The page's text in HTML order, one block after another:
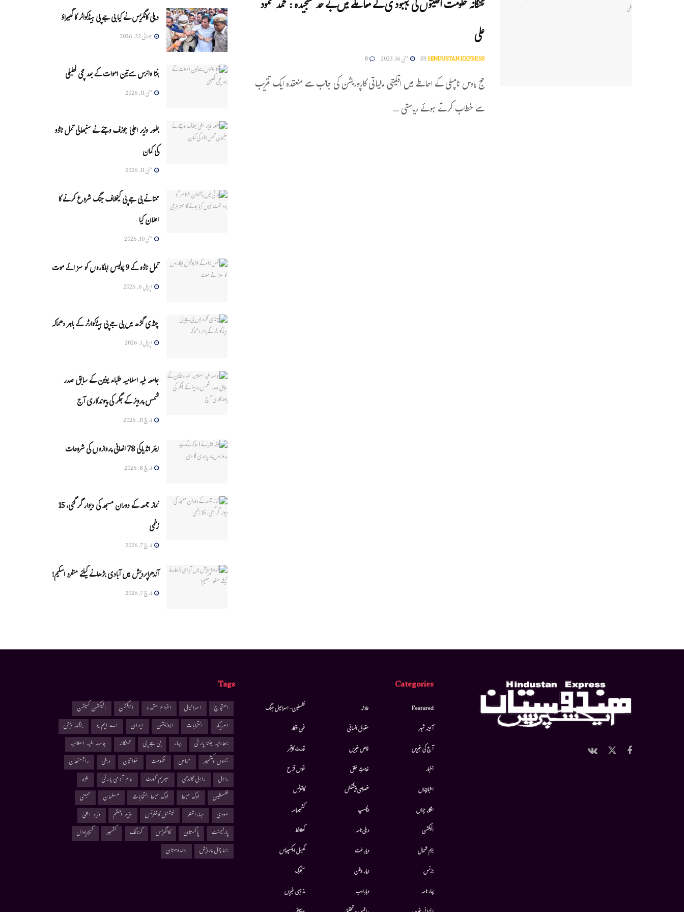
تلنگانہ حکومت اقلیتوں کی بہبود ی کے معاملے میں بے حد سنجیدہ : محمد محمود
علی
BYHINDUSTAN EXPRESS مئی 16, 2023 0
حج ہاوس نامپلی کے احاطے میں اقلیتی مالیاتی کارپوریشن کی جانب سے منعقدہ ایک تقریب
سے خطاب کرتے ہوئے ریاستی ...
دہلی کانگریس نے کیا بی جے پی ہیڈکواٹر کا گھیراؤ
جولائی 22, 2026
ہنتا وائرس سےتین اموات کے بعد مچی کھلبلی
مئی 11, 2026
بطور وزیر اعلیٰ جوزف وجئے نے سنبھالی تمل ناڈو
کی کمان
مئی 11, 2026
ممتا نے بی جے پی کیخلاف جنگ شروع کرنے کا
اعلان کیا
مئی 10, 2026
تمل ناڈو کے 9 پولیس اہلکاروں کو سزائے موت
اپریل 6, 2026
چنڈی گڑھ میں بی جے پی ہیڈکوارٹر کے باہر دھماکہ
اپریل 1, 2026
جامعہ ملیہ اسلامیہ طلباء یونین کے سابق صدر
شمس پرویز کے جگر کی پیوندکاری آج
مارچ 31, 2026
ایئر انڈیاکی 78 اضافی پروازوں کی شروعات
مارچ 8, 2026
نماز جمعہ کے دوران مسجد کی دیوار گر گئی، 15
زخمی
مارچ 7, 2026
آندھراپردیش میں آبادی بڑھانے کیلئے منفرد اسکیم!
مارچ 7, 2026
Categories
Featured
آئینہ شہر
آج کی خبریں
أخبار
اخبارجہاں
افکارِ جہاں
الیکشن
بزم شمال
بزنس
بہار نامہ
حادثہ
حقوق انسانی
خاص خبریں
خدمتِ خلق
خصوصی پیشکش
دلچسپ
دہلی نامہ
دیارِ ملت
دیار وطن
دیارِادب
فلسطین- اسرائیل جنگ
فن فنکار
قدرت کاقہر
قوس قزح
کانفرنس
کشمیرنامہ
کھلاخط
کھیل ایکسپریس
متحرك
مذہبی خبریں
Tags
احتجاج اسرائیل اقوام متحدہ الیکشن
الیکشن کمیشن
امریکہ
انتخابات اپوزیشن ایران اے ایم یو
بنگلہ دیش
بھارتیہ جنتا پارٹی
بہار بی جے پی تلنگانہ
جامعہ ملیہ اسلامیہ
جموں وکشمیر
حماس حکومت خواتین دہلی
راجستھان
راہل
راہل گاندھی سپریم کورٹ عام آدمی پارٹی
غزہ
فلسطین
لوک سبھا لوک سبھا انتخابات مسلمان
ممبئی
مودی
مہاراشٹر نیشنل کانفرنس وزیر اعظم
وزیر اعلیٰ
پارلیمنٹ
پاکستان کانگریس کرناٹک کشمیر
کیجریوال
ہماچل پردیش
ہندوستان